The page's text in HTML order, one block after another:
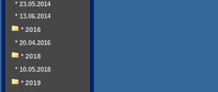
* 23.05.2014
* 13.06.2014
* 2016
* 20.04.2016
* 2018
* 10.05.2018
* 2019